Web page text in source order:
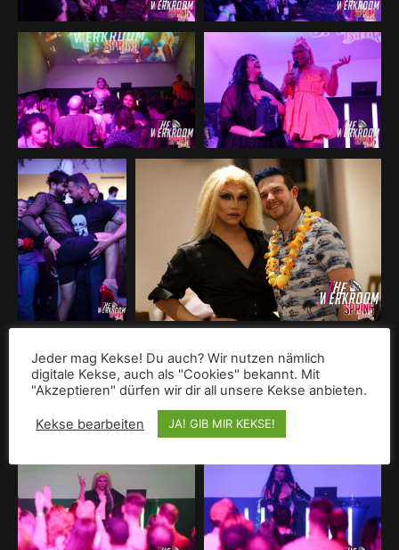
Jeder mag Kekse! Du auch? Wir nutzen nämlich
digitale Kekse, auch als "Cookies" bekannt. Mit
"Akzeptieren" dürfen wir dir all unsere Kekse anbieten.
Kekse bearbeiten JA! GIB MIR KEKSE!